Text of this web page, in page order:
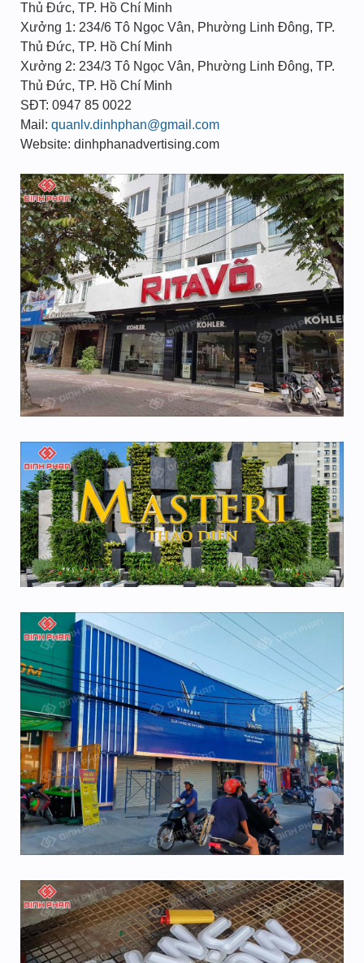
Thủ Đức, TP. Hồ Chí Minh
Xưởng 1: 234/6 Tô Ngọc Vân, Phường Linh Đông, TP.
Thủ Đức, TP. Hồ Chí Minh
Xưởng 2: 234/3 Tô Ngọc Vân, Phường Linh Đông, TP.
Thủ Đức, TP. Hồ Chí Minh
SĐT: 0947 85 0022
Mail: quanlv.dinhphan@gmail.com
Website: dinhphanadvertising.com